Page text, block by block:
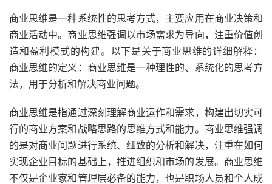
商业思维是一种系统性的思考方式，主要应用在商业决策和
商业活动中。商业思维强调以市场需求为导向，注重价值创
造和盈利模式的构建。以下是关于商业思维的详细解释：
商业思维的定义：商业思维是一种理性的、系统化的思考方
法，用于分析和解决商业问题。
商业思维是指通过深刻理解商业运作和需求，构建出切实可
行的商业方案和战略思路的思维方式和能力。商业思维强调
的是对商业问题进行系统、细致的分析和解决，注重在如何
实现企业目标的基础上，推进组织和市场的发展。商业思维
不仅是企业家和管理层必备的能力，也是职场人员和个人成